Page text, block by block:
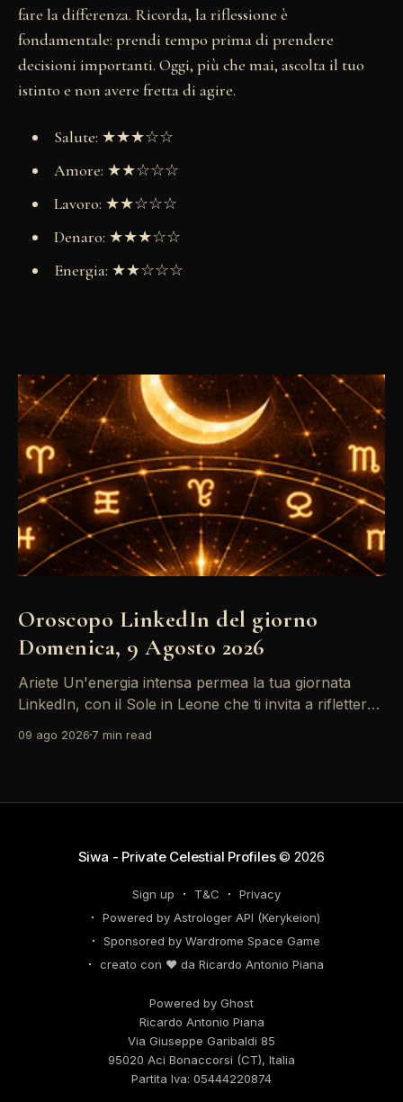
fare la differenza. Ricorda, la riflessione è
fondamentale: prendi tempo prima di prendere
decisioni importanti. Oggi, più che mai, ascolta il tuo
istinto e non avere fretta di agire.
Salute: ★★★☆☆
Amore: ★★☆☆☆
Lavoro: ★★☆☆☆
Denaro: ★★★☆☆
Energia: ★★☆☆☆
Oroscopo LinkedIn del giorno
Domenica, 9 Agosto 2026
Ariete Un'energia intensa permea la tua giornata
LinkedIn, con il Sole in Leone che ti invita a riflettere
dalla Luna in Gemelli, possono generare interazioni
09 ago 2026 7 min read
Siwa - Private Celestial Profiles© 2026
Sign up T&C
Privacy
Powered by Astrologer API (Kerykeion)
Sponsored by Wardrome Space Game
creato con ❤️ da Ricardo Antonio Piana
Powered by Ghost
Ricardo Antonio Piana
Via Giuseppe Garibaldi 85
95020 Aci Bonaccorsi (CT), Italia
Partita Iva: 05444220874